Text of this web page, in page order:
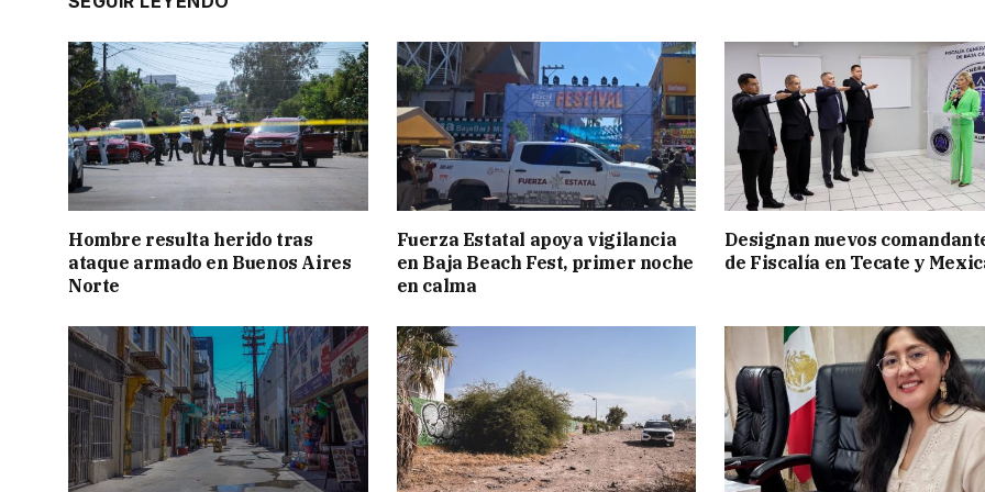
Hombre resulta herido tras
ataque armado en Buenos Aires
Norte
Fuerza Estatal apoya vigilancia
en Baja Beach Fest, primer noche
en calma
Designan nuevos
de Fiscalía en Tecate y